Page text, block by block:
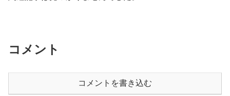
コメント
コメントを書き込む